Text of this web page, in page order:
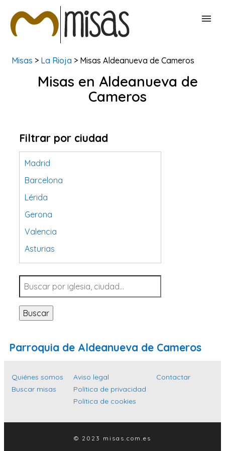
BUSCAR MISAS
Misas > La Rioja > Misas Aldeanueva de Cameros
Misas en Aldeanueva de
Cameros
Filtrar por ciudad
Madrid
Barcelona
Lérida
Gerona
Valencia
Asturias
Tarragona
Navarra
Valladolid
Sevilla
Santa Cruz de Tenerife
Islas Baleares
Málaga
Buscar
Parroquia de Aldeanueva de Cameros
Quiénes somos
Buscar misas
Aviso legal
Política de privacidad
Política de cookies
Contactar
© 2023 misas.com.es